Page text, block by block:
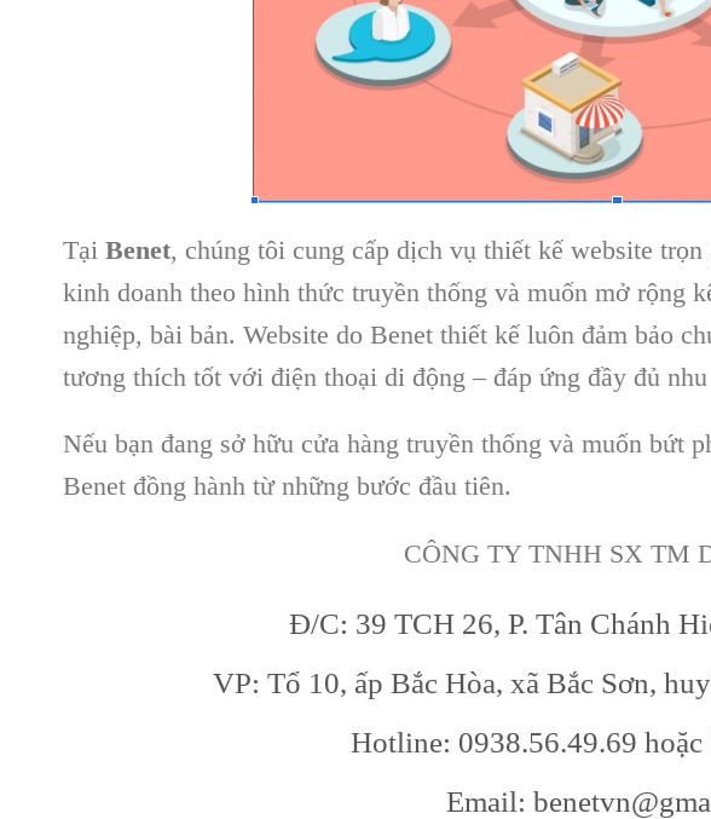
Tại Benet, chúng tôi cung cấp dịch vụ thiết kế website
kinh doanh theo hình thức truyền thống và muốn mở rộng
nghiệp, bài bản. Website do Benet thiết kế luôn đảm bảo
tương thích tốt với điện thoại di động – đáp ứng đầy đủ
Nếu bạn đang sở hữu cửa hàng truyền thống và muốn bứt
Benet đồng hành từ những bước đầu tiên.
CÔNG TY TNHH SX TM
Đ/C: 39 TCH 26, P. Tân Chánh
VP: Tổ 10, ấp Bắc Hòa, xã Bắc Sơn,
Hotline: 0938.56.49.69 hoặc
Email: